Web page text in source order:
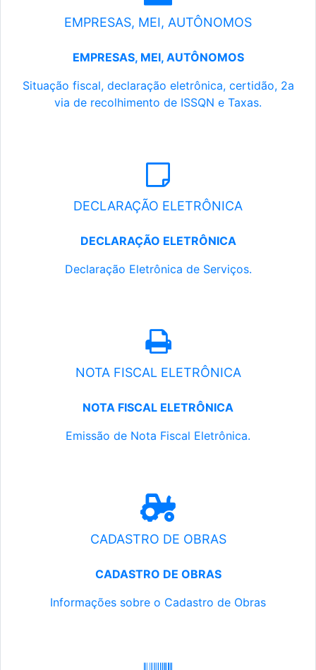
EMPRESAS, MEI, AUTÔNOMOS
EMPRESAS, MEI, AUTÔNOMOS
Situação fiscal, declaração eletrônica, certidão, 2a
via de recolhimento de ISSQN e Taxas.
DECLARAÇÃO ELETRÔNICA
DECLARAÇÃO ELETRÔNICA
Declaração Eletrônica de Serviços.
NOTA FISCAL ELETRÔNICA
NOTA FISCAL ELETRÔNICA
Emissão de Nota Fiscal Eletrônica.
CADASTRO DE OBRAS
CADASTRO DE OBRAS
Informações sobre o Cadastro de Obras